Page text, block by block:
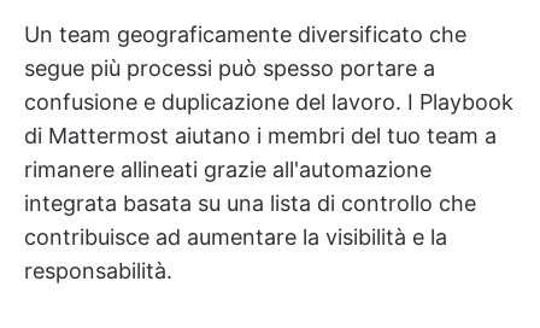
Un team geograficamente diversificato che
segue più processi può spesso portare a
confusione e duplicazione del lavoro. I Playbook
di Mattermost aiutano i membri del tuo team a
rimanere allineati grazie all'automazione
integrata basata su una lista di controllo che
contribuisce ad aumentare la visibilità e la
responsabilità.